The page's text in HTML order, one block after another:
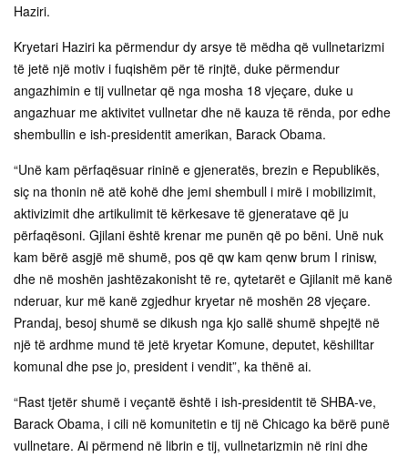
Haziri.
Kryetari Haziri ka përmendur dy arsye të mëdha që vullnetarizmi
të jetë një motiv i fuqishëm për të rinjtë, duke përmendur
angazhimin e tij vullnetar që nga mosha 18 vjeçare, duke u
angazhuar me aktivitet vullnetar dhe në kauza të rënda, por edhe
shembullin e ish-presidentit amerikan, Barack Obama.
“Unë kam përfaqësuar rininë e gjeneratës, brezin e Republikës,
siç na thonin në atë kohë dhe jemi shembull i mirë i mobilizimit,
aktivizimit dhe artikulimit të kërkesave të gjeneratave që ju
përfaqësoni. Gjilani është krenar me punën që po bëni. Unë nuk
kam bërë asgjë më shumë, pos që qw kam qenw brum I rinisw,
dhe në moshën jashtëzakonisht të re, qytetarët e Gjilanit më kanë
nderuar, kur më kanë zgjedhur kryetar në moshën 28 vjeçare.
Prandaj, besoj shumë se dikush nga kjo sallë shumë shpejtë në
një të ardhme mund të jetë kryetar Komune, deputet, këshilltar
komunal dhe pse jo, president i vendit”, ka thënë ai.
“Rast tjetër shumë i veçantë është i ish-presidentit të SHBA-ve,
Barack Obama, i cili në komunitetin e tij në Chicago ka bërë punë
vullnetare. Ai përmend në librin e tij, vullnetarizmin në rini dhe